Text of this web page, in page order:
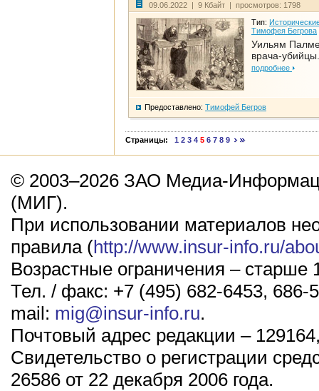
09.06.2022 | 9 Кбайт | просмотров: 1798
Тип:
Тимофея Бегрова
Уильям
врача-
подробнее
Предоставлено: Тимофей Бегров
Страницы: 1 2 3 4 5 6 7 8 9
© 2003–2026 ЗАО Медиа-
(МИГ).
При использовании материалов
правила (http://www.insur-info.ru/
Возрастные ограничения – старше
Тел. / факс: +7 (495) 682-6453, 686-
mail: mig@insur-info.ru.
Почтовый адрес редакции –
Свидетельство о регистрации
26586 от 22 декабря 2006 года.